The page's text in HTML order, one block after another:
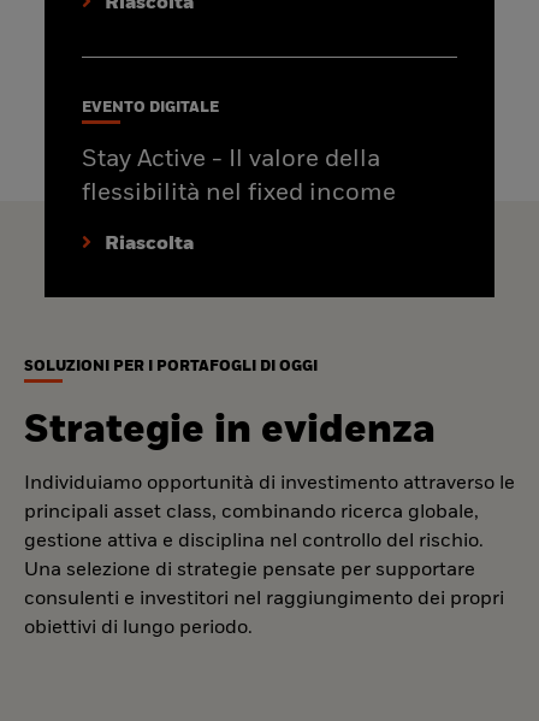
EVENTO DIGITALE
Stay Active - Il valore della
flessibilità nel fixed income
Riascolta
SOLUZIONI PER I PORTAFOGLI DI OGGI
Strategie in evidenza
Individuiamo opportunità di investimento attraverso le
principali asset class, combinando ricerca globale,
gestione attiva e disciplina nel controllo del rischio.
Una selezione di strategie pensate per supportare
consulenti e investitori nel raggiungimento dei propri
obiettivi di lungo periodo.